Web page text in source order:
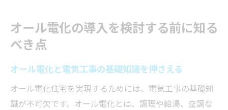
オール電化の導入を検討する前に知る
べき点
オール電化と電気工事の基礎知識を押さえる
オール電化住宅を実現するためには、電気工事の基礎知
識が不可欠です。オール電化とは、調理や給湯、空調な